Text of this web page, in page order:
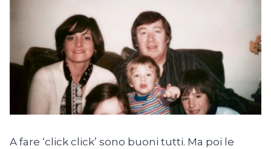
A fare ‘click click’ sono buoni tutti. Ma poi le